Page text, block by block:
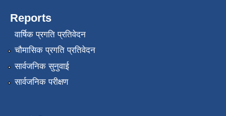
Reports
वार्षिक प्रगति प्रतिवेदन
चौमासिक प्रगति प्रतिवेदन
सार्वजनिक सुनुवाई
सार्वजनिक परीक्षण